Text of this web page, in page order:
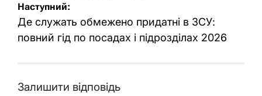
Наступний:
Де служать обмежено придатні в ЗСУ:
повний гід по посадах і підрозділах 2026
Залишити відповідь